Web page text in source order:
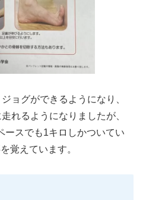
ョグができるようになり、
れるようになりましたが、
ースでも1キロしかついてい
覚えています。